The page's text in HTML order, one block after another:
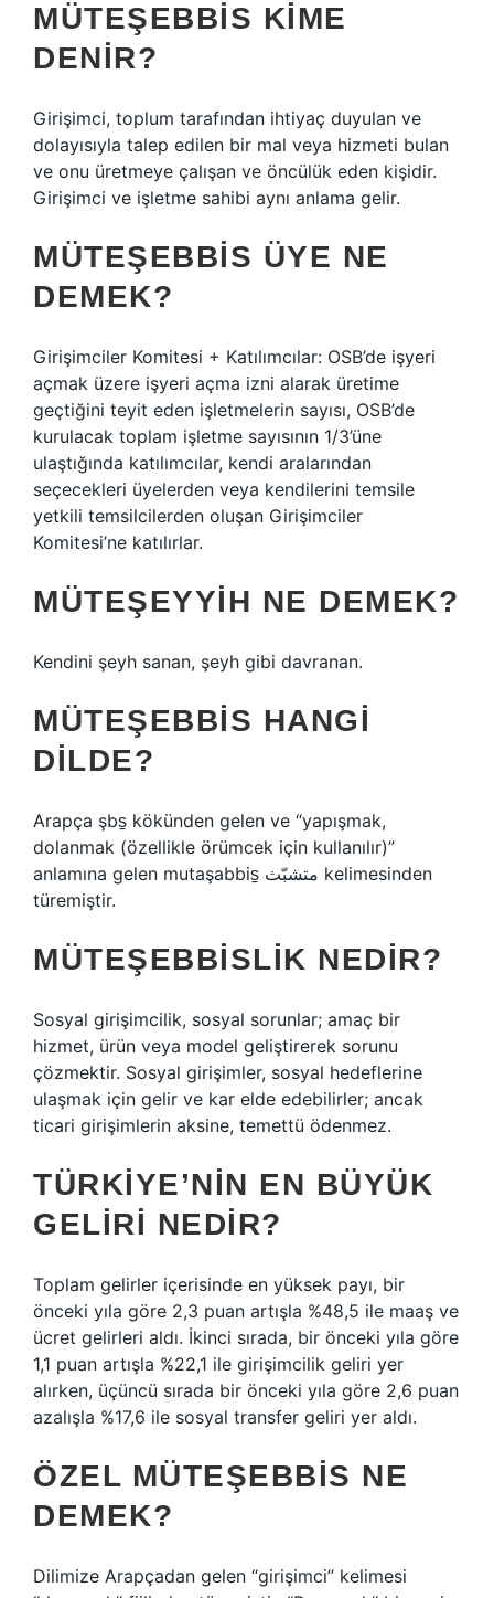
MÜTEŞEBBIS KIME
DENIR?
Girişimci, toplum tarafından ihtiyaç duyulan ve
dolayısıyla talep edilen bir mal veya hizmeti bulan
ve onu üretmeye çalışan ve öncülük eden kişidir.
Girişimci ve işletme sahibi aynı anlama gelir.
MÜTEŞEBBIS ÜYE NE
DEMEK?
Girişimciler Komitesi + Katılımcılar: OSB’de işyeri
açmak üzere işyeri açma izni alarak üretime
geçtiğini teyit eden işletmelerin sayısı, OSB’de
kurulacak toplam işletme sayısının 1/3’üne
ulaştığında katılımcılar, kendi aralarından
seçecekleri üyelerden veya kendilerini temsile
yetkili temsilcilerden oluşan Girişimciler
Komitesi’ne katılırlar.
MÜTEŞEYYIH NE DEMEK?
Kendini şeyh sanan, şeyh gibi davranan.
MÜTEŞEBBIS HANGI
DILDE?
Arapça şbs̠ kökünden gelen ve “yapışmak,
dolanmak (özellikle örümcek için kullanılır)”
anlamına gelen mutaşabbis̠ متشبّث kelimesinden
türemiştir.
MÜTEŞEBBISLIK NEDIR?
Sosyal girişimcilik, sosyal sorunlar; amaç bir
hizmet, ürün veya model geliştirerek sorunu
çözmektir. Sosyal girişimler, sosyal hedeflerine
ulaşmak için gelir ve kar elde edebilirler; ancak
ticari girişimlerin aksine, temettü ödenmez.
TÜRKIYE’NIN EN BÜYÜK
GELIRI NEDIR?
Toplam gelirler içerisinde en yüksek payı, bir
önceki yıla göre 2,3 puan artışla %48,5 ile maaş ve
ücret gelirleri aldı. İkinci sırada, bir önceki yıla göre
1,1 puan artışla %22,1 ile girişimcilik geliri yer
alırken, üçüncü sırada bir önceki yıla göre 2,6 puan
azalışla %17,6 ile sosyal transfer geliri yer aldı.
ÖZEL MÜTEŞEBBIS NE
DEMEK?
Dilimize Arapçadan gelen “girişimci” kelimesi